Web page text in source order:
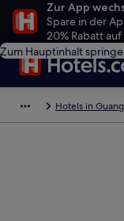
Zur App
Spare in der
20% Rabatt
Zum Hauptinhalt
Hotels in